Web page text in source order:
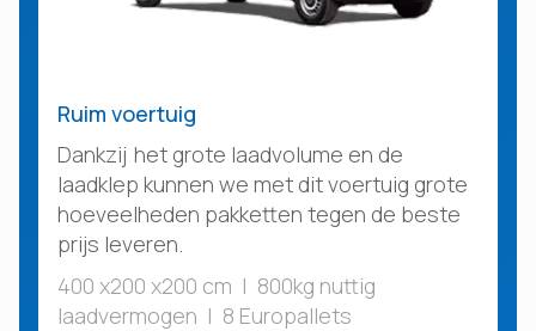
Ruim voertuig
Dankzij het grote laadvolume en de
laadklep kunnen we met dit voertuig grote
hoeveelheden pakketten tegen de beste
prijs leveren.
400 x200 x200 cm | 800kg nuttig
laadvermogen | 8 Europallets